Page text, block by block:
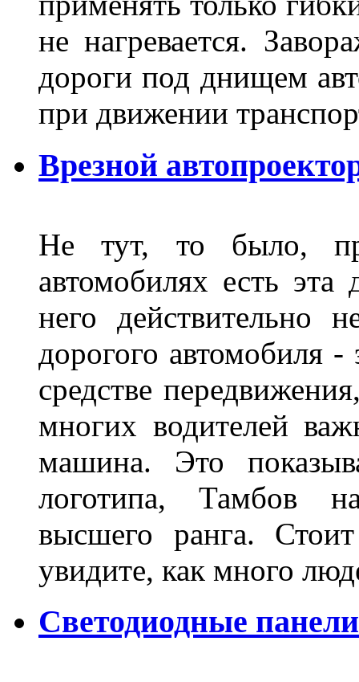
не нагревается.
дороги под днищем
при движении
Врезной
Не тут, то было,
автомобилях есть
него действительно
дорогого автомобиля
средстве
многих водителей
машина. Это
логотипа, Тамбов
высшего ранга.
увидите, как много
Светодиодные